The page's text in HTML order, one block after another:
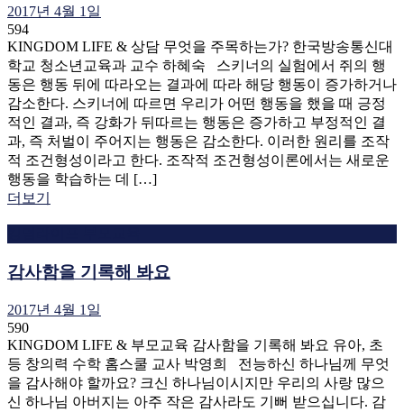
2017년 4월 1일
594
KINGDOM LIFE & 상담 무엇을 주목하는가? 한국방송통신대
학교 청소년교육과 교수 하혜숙 스키너의 실험에서 쥐의 행
동은 행동 뒤에 따라오는 결과에 따라 해당 행동이 증가하거나
감소한다. 스키너에 따르면 우리가 어떤 행동을 했을 때 긍정
적인 결과, 즉 강화가 뒤따르는 행동은 증가하고 부정적인 결
과, 즉 처벌이 주어지는 행동은 감소한다. 이러한 원리를 조작
적 조건형성이라고 한다. 조작적 조건형성이론에서는 새로운
행동을 학습하는 데 […]
더보기
감사함을 기록해 봐요
2017년 4월 1일
590
KINGDOM LIFE & 부모교육 감사함을 기록해 봐요 유아, 초
등 창의력 수학 홈스쿨 교사 박영희 전능하신 하나님께 무엇
을 감사해야 할까요? 크신 하나님이시지만 우리의 사랑 많으
신 하나님 아버지는 아주 작은 감사라도 기뻐 받으십니다. 감